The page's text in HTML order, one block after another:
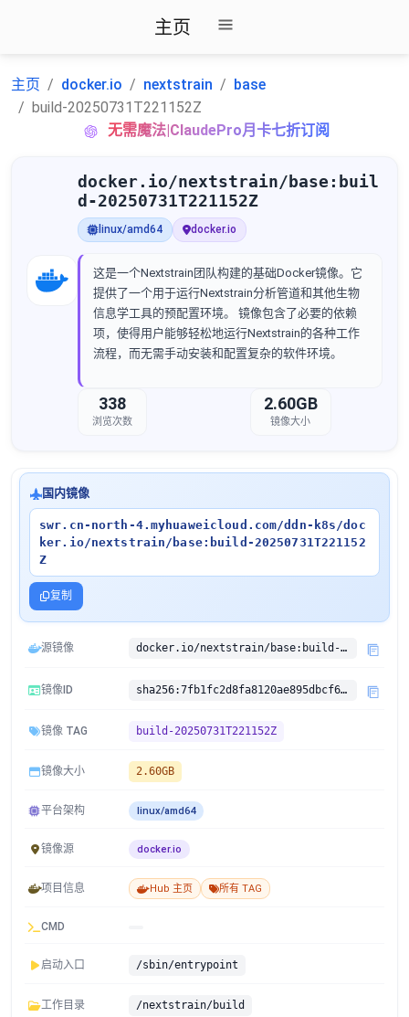
主页
主页 docker.io nextstrain
base
build-20250731T221152Z
无需魔法|ClaudePro月卡七折订阅
docker.io/nextstrain/base:buil
d-20250731T221152Z
linux/amd64 docker.io
这是一个Nextstrain团队构建的基础Docker镜像。它
提供了一个用于运行Nextstrain分析管道和其他生物
信息学工具的预配置环境。 镜像包含了必要的依赖
项，使得用户能够轻松地运行Nextstrain的各种工作
流程，而无需手动安装和配置复杂的软件环境。
338
浏览次数
2.60GB
镜像大小
国内镜像
swr.cn-north-4.myhuaweicloud.com/ddn-k8s/doc
ker.io/nextstrain/base:build-20250731T221152
Z
复制
源镜像 docker.io/nextstrain/base:build-20250731T221152Z
镜像ID sha256:7fb1fc2d8fa8120ae895dbcf69b4f0cd2ce80ded5a938320464431feb56eb2d5
镜像 TAG build-20250731T221152Z
镜像大小 2.60GB
平台架构 linux/amd64
镜像源 docker.io
项目信息 Hub 主页 所有 TAG
CMD
启动入口 /sbin/entrypoint
工作目录 /nextstrain/build